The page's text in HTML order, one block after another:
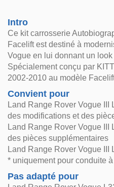
Intro
Ce kit carrosserie
Facelift est destiné à
Vogue en lui donnant un
Spécialement conçu par
2002-2010 au modèle
Convient pour
Land Range Rover Vogue
des modifications et des
Land Range Rover Vogue
des pièces supplémentaires
Land Range Rover Vogue III
* uniquement pour conduite
Pas adapté pour